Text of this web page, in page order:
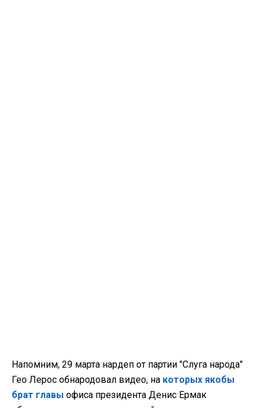
Напомним, 29 марта нардеп от партии "Слуга народа"
Гео Лерос обнародовал видео, на которых якобы
брат главы офиса президента Денис Ермак